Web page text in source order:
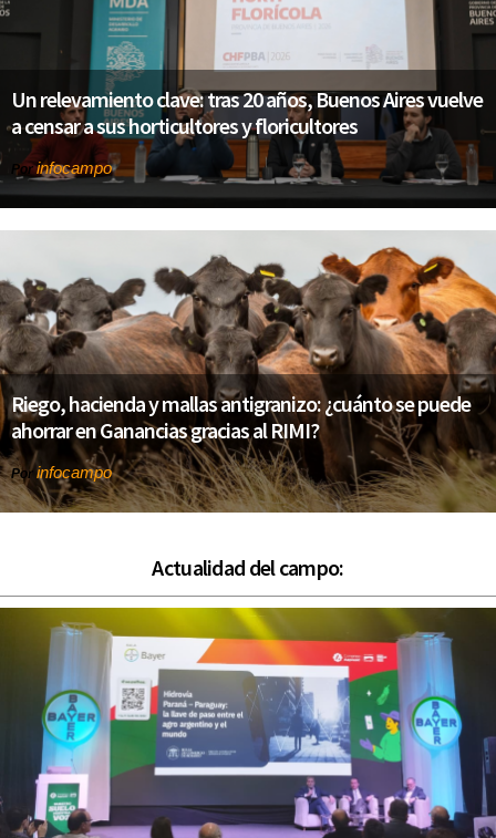
Un relevamiento clave: tras 20 años, Buenos Aires vuelve
a censar a sus horticultores y floricultores
Porinfocampo
Riego, hacienda y mallas antigranizo: ¿cuánto se puede
ahorrar en Ganancias gracias al RIMI?
Por infocampo
Actualidad del campo: